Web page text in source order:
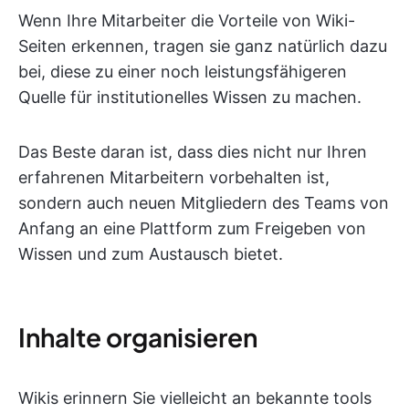
Wenn Ihre Mitarbeiter die Vorteile von Wiki-
Seiten erkennen, tragen sie ganz natürlich dazu
bei, diese zu einer noch leistungsfähigeren
Quelle für institutionelles Wissen zu machen.
Das Beste daran ist, dass dies nicht nur Ihren
erfahrenen Mitarbeitern vorbehalten ist,
sondern auch neuen Mitgliedern des Teams von
Anfang an eine Plattform zum Freigeben von
Wissen und zum Austausch bietet.
Inhalte organisieren
Wikis erinnern Sie vielleicht an bekannte tools